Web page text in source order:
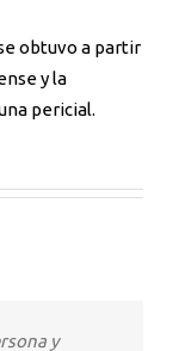
obtuvo a partir
y la
pericial.
y